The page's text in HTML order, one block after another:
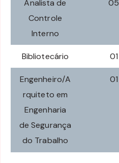
Analista de
Controle
Interno
05
Bibliotecário 01
Engenheiro/A
rquiteto em
Engenharia
de Segurança
do Trabalho
01